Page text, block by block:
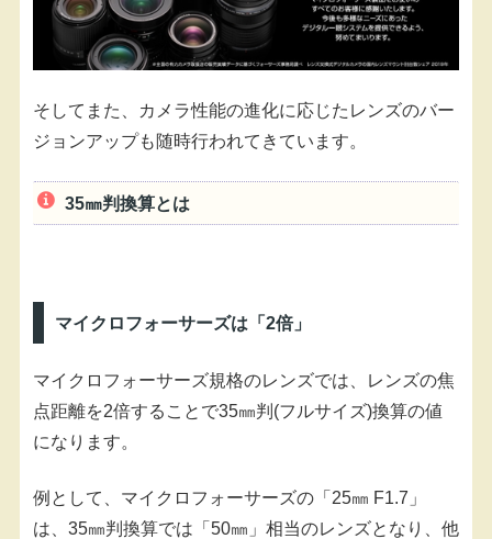
そしてまた、カメラ性能の進化に応じたレンズのバー
ジョンアップも随時行われてきています。
35㎜判換算とは
マイクロフォーサーズは「2倍」
マイクロフォーサーズ規格のレンズでは、レンズの焦
点距離を2倍することで35㎜判(フルサイズ)換算の値
になります。
例として、マイクロフォーサーズの「25㎜ F1.7」
は、35㎜判換算では「50㎜」相当のレンズとなり、他